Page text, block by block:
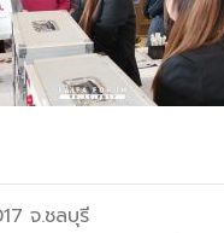
จ.ชลบุรี